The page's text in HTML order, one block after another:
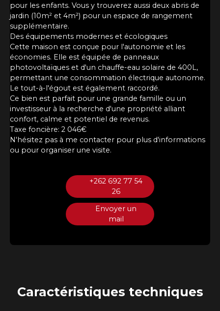
pour les enfants. Vous y trouverez aussi deux abris de
jardin (10m² et 4m²) pour un espace de rangement
supplémentaire.
Des équipements modernes et écologiques
Cette maison est conçue pour l'autonomie et les
économies. Elle est équipée de panneaux
photovoltaïques et d'un chauffe-eau solaire de 400L,
permettant une consommation électrique autonome.
Le tout-à-l'égout est également raccordé.
Ce bien est parfait pour une grande famille ou un
investisseur à la recherche d'une propriété alliant
confort, calme et potentiel de revenus.
Taxe foncière: 2 046€
N'hésitez pas à me contacter pour plus d'informations
ou pour organiser une visite.
+262 692 77 54
26
Envoyer un
mail
Caractéristiques techniques